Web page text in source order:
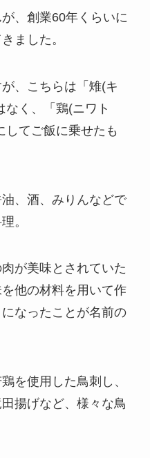
、創業60年くらいに
ました。
、こちらは「雉(キ
なく、「鶏(ニワト
してご飯に乗せたも
油、酒、みりんなどで
。
が美味とされていた
他の材料を用いて作
なったことが名前の
を使用した鳥刺し、
揚げなど、様々な鳥